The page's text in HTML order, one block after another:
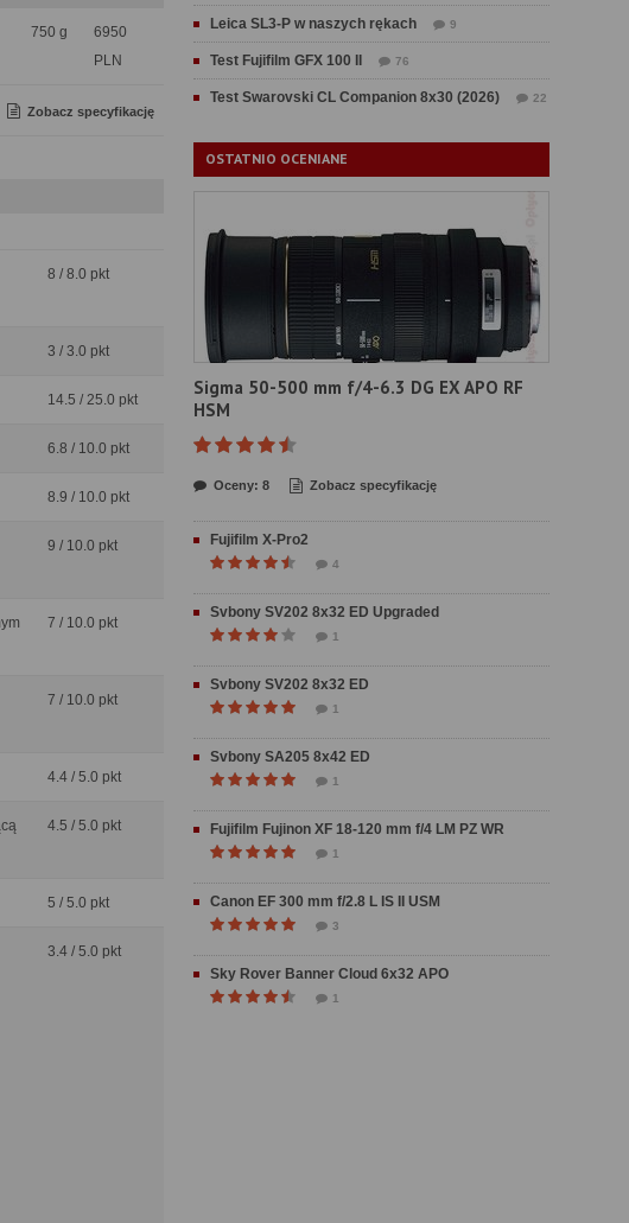
750 g
6950
PLN
Zobacz specyfikację
8 / 8.0 pkt
3 / 3.0 pkt
14.5 / 25.0 pkt
6.8 / 10.0 pkt
8.9 / 10.0 pkt
9 / 10.0 pkt
7 / 10.0 pkt
7 / 10.0 pkt
4.4 / 5.0 pkt
4.5 / 5.0 pkt
5 / 5.0 pkt
3.4 / 5.0 pkt
Leica SL3-P w naszych rękach 9
Test Fujifilm GFX 100 II 76
Test Swarovski CL Companion 8x30 (2026) 22
OSTATNIO OCENIANE
Sigma 50-500 mm f/4-6.3 DG EX APO RF
HSM
Oceny: 8 Zobacz specyfikację
Fujifilm X-Pro2
4
Svbony SV202 8x32 ED Upgraded
1
Svbony SV202 8x32 ED
1
Svbony SA205 8x42 ED
1
Fujifilm Fujinon XF 18-120 mm f/4 LM PZ WR
1
Canon EF 300 mm f/2.8 L IS II USM
3
Sky Rover Banner Cloud 6x32 APO
1